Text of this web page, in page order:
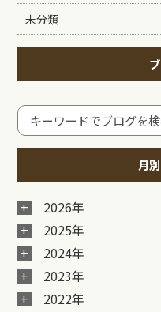
未分類
月
2026年
2025年
2024年
2023年
2022年